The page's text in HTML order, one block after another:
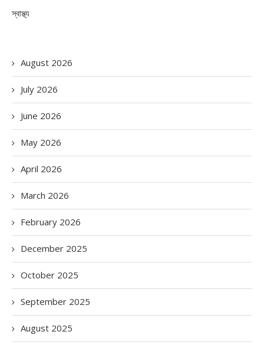
স্বাস্থ্য
August 2026
July 2026
June 2026
May 2026
April 2026
March 2026
February 2026
December 2025
October 2025
September 2025
August 2025